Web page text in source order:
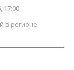
17:00
в регионе